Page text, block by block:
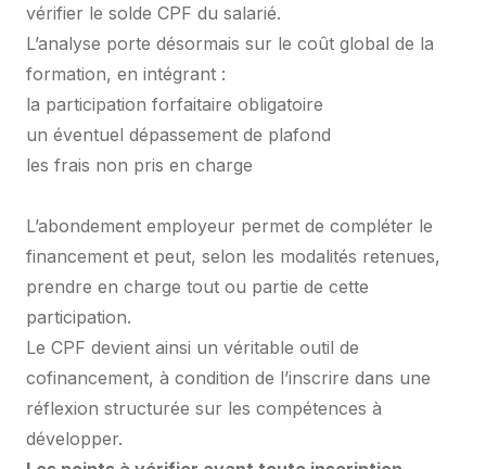
vérifier le solde CPF du salarié.
L’analyse porte désormais sur le coût global de la
formation, en intégrant :
la participation forfaitaire obligatoire
un éventuel dépassement de plafond
les frais non pris en charge
L’abondement employeur permet de compléter le
financement et peut, selon les modalités retenues,
prendre en charge tout ou partie de cette
participation.
Le CPF devient ainsi un véritable outil de
cofinancement, à condition de l’inscrire dans une
réflexion structurée sur les compétences à
développer.